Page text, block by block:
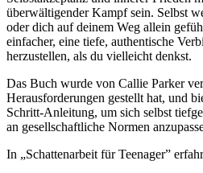
überwältigender Kampf sein. Selbst
oder dich auf deinem Weg allein
einfacher, eine tiefe, authentische
herzustellen, als du vielleicht denkst.
Das Buch wurde von Callie Parker
Herausforderungen gestellt hat, und
Schritt-Anleitung, um sich selbst
an gesellschaftliche Normen
In „Schattenarbeit für Teenager”